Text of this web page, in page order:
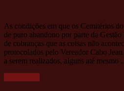
As condições em que os Cemitérios
de puro abandono por parte da
de cobranças que as coisas não
protocolados pelo Vereador Cabo
a serem realizados, alguns até mesmo